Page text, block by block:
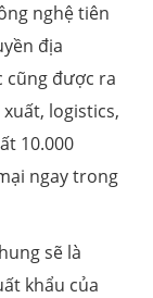
nghệ tiên
địa
cũng được ra
logistics,
10.000
ngay trong
sẽ là
khẩu của